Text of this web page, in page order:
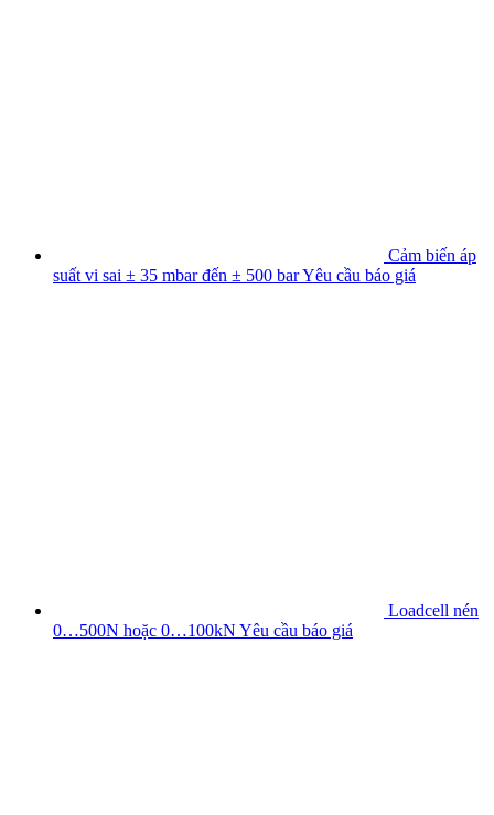
Cảm biến áp
suất vi sai ± 35 mbar đến ± 500 barYêu cầu báo giá
Loadcell nén
0…500N hoặc 0…100kN Yêu cầu báo giá